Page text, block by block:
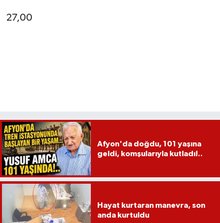
27,00
Afyon'da doğdu, 101 yaşına
geldi, komşularıyla kutladı!..
Hayat kurtaran manevra, son
anda kurtuldu